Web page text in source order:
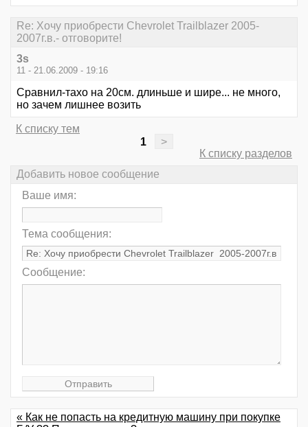
Re: Хочу приобрести Chevrolet Trailblazer 2005-
2007г.в.- отговорите!
3s
11 - 21.06.2009 - 19:16
Сравнил-тахо на 20см. длиньше и шире... не много,
но зачем лишнее возить
К списку тем
1
>
К списку разделов
Добавить новое сообщение
Ваше имя:
Тема сообщения:
Сообщение:
« Как не попасть на кредитную машину при покупке